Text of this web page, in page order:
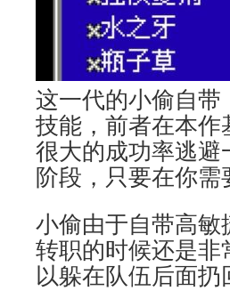
这一代的小偷自
技能，前者在本
很大的成功率逃
阶段，只要在你
小偷由于自带高
转职的时候还是
以躲在队伍后面